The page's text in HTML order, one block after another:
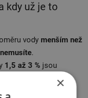
kdy už je to
vody menším než
nemusíte.
1,5 až 3 % jsou
×